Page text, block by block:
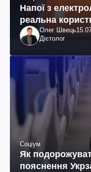
Напої з
реальна
Олег Швець
Дієтолог
Соціум
Як
пояснення